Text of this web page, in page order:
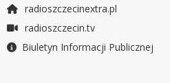
radioszczecinextra.pl
radioszczecin.tv
Biuletyn Informacji Publicznej